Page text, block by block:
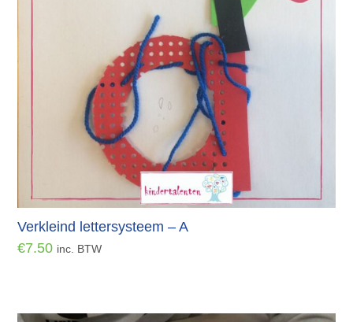
Verkleind lettersysteem – A
€7.50 inc. BTW